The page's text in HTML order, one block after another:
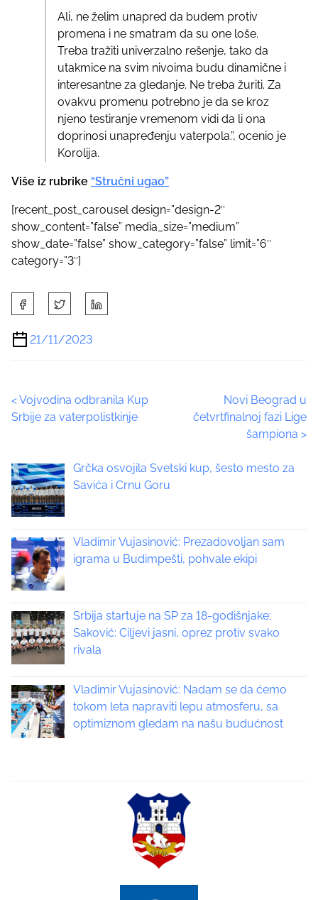
Ali, ne želim unapred da budem protiv
promena i ne smatram da su one loše.
Treba tražiti univerzalno rešenje, tako da
utakmice na svim nivoima budu dinamične i
interesantne za gledanje. Ne treba žuriti. Za
ovakvu promenu potrebno je da se kroz
njeno testiranje vremenom vidi da li ona
doprinosi unapređenju vaterpola.”, ocenio je
Korolija.
Više iz rubrike “Stručni ugao”
[recent_post_carousel design=”design-2″
show_content=”false” media_size=”medium”
show_date=”false” show_category=”false” limit=”6″
category=”3″]
h
a
r
h
i
o
s
t
o
n
:
21/11/2023
P
s
t
s
n
a
i
g
a
t
<Vojvodina odbranila Kup
Srbije za vaterpolistkinje
Novi Beograd u
četvrtfinalnoj fazi Lige
šampiona >
Grčka osvojila Svetski kup, šesto mesto za
Savića i Crnu Goru
Vladimir Vujasinović: Prezadovoljan sam
igrama u Budimpešti, pohvale ekipi
Srbija startuje na SP za 18-godišnjake;
Saković: Ciljevi jasni, oprez protiv svako
rivala
Vladimir Vujasinović: Nadam se da ćemo
tokom leta napraviti lepu atmosferu, sa
optimiznom gledam na našu budućnost